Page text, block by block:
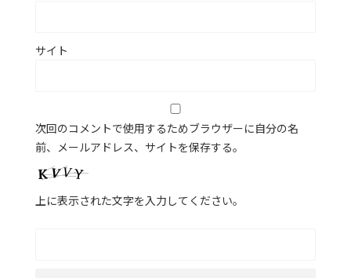
サイト
次回のコメントで使用するためブラウザーに自分の名
前、メールアドレス、サイトを保存する。
上に表示された文字を入力してください。